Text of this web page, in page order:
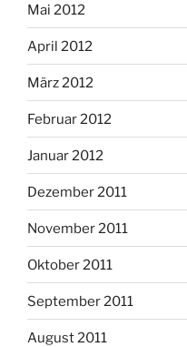
Mai 2012
April 2012
März 2012
Februar 2012
Januar 2012
Dezember 2011
November 2011
Oktober 2011
September 2011
August 2011